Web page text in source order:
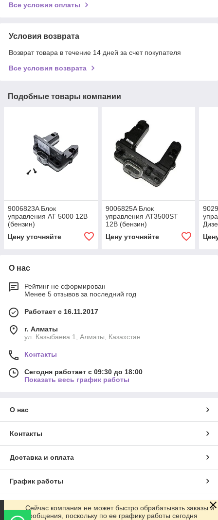
Все условия оплаты
Условия возврата
Возврат товара в течение 14 дней за счет покупателя
Все условия возврата
Подобные товары компании
9006823A Блок
управления АТ 5000 12В
(бензин)
Цену уточняйте
9006825A Блок
управления AT3500ST
12В (бензин)
Цену уточняйте
О нас
Рейтинг не сформирован
Менее 5 отзывов за последний год
Работает с 16.11.2017
г. Алматы
ул. Казыбаева 1, Алматы, Казахстан
Контакты
Сегодня работает с 09:30 до 18:00
Показать весь график работы
О нас
Контакты
Доставка и оплата
График работы
Полная версия сайта
Сейчас компания не может быстро обрабатывать заказы и
сообщения, поскольку по ее графику работы сегодня